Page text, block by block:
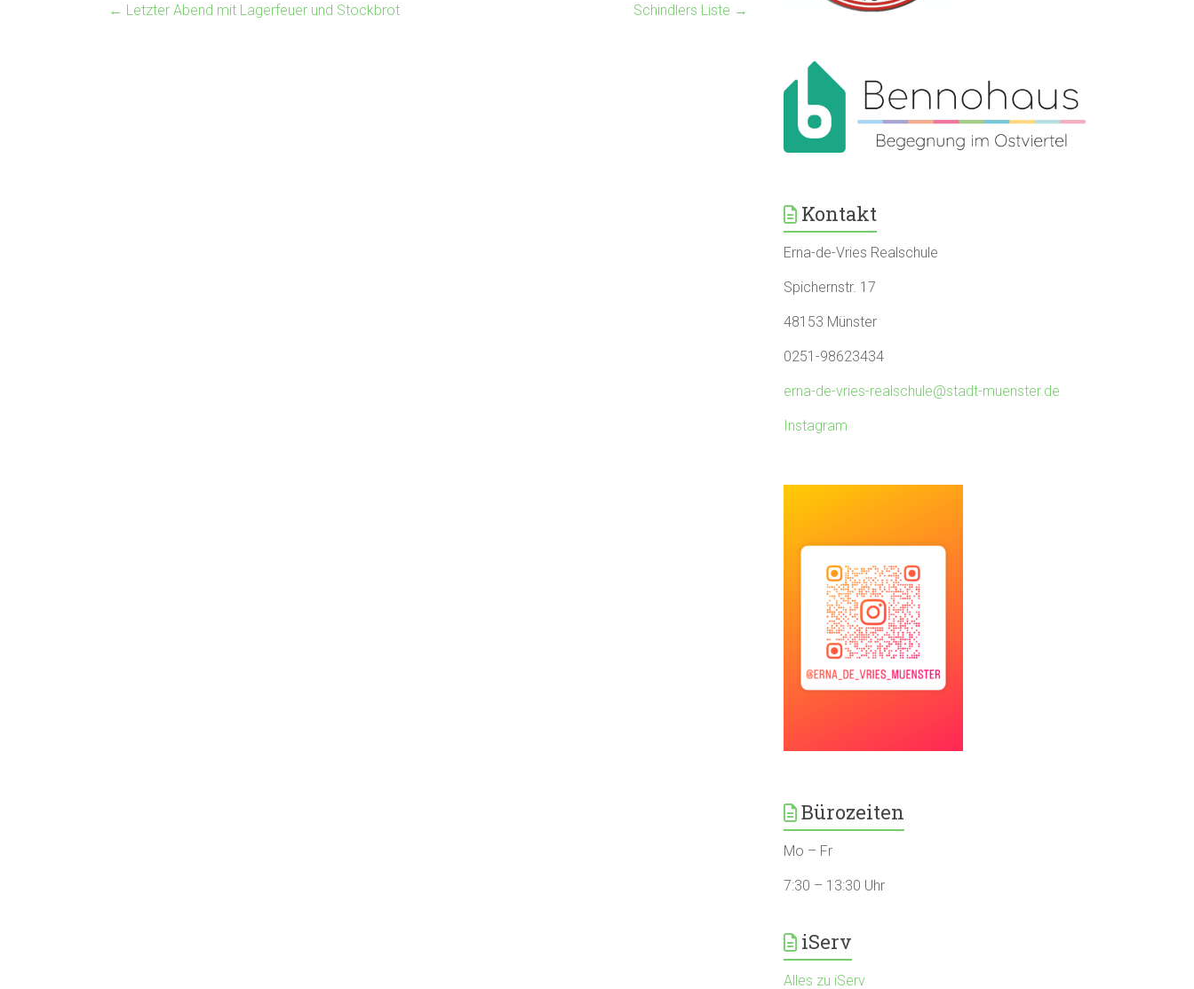
← Letzter Abend mit Lagerfeuer und Stockbrot Schindlers Liste →
Kontakt
Erna-de-Vries Realschule
Spichernstr. 17
48153 Münster
0251-98623434
erna-de-vries-realschule@stadt-muenster.de
Instagram
Bürozeiten
Mo – Fr
7:30 – 13:30 Uhr
iServ
Alles zu iServ